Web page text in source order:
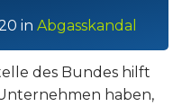
in Abgasskandal
des Bundes hilft
haben,